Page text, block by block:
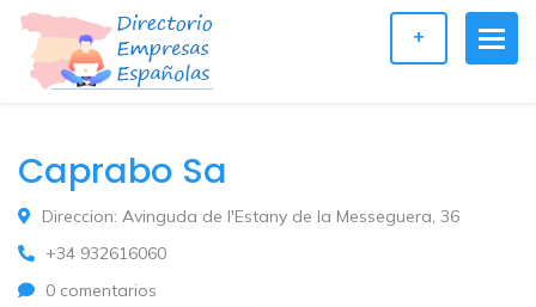
+
Caprabo Sa
Direccion: Avinguda de l'Estany de la Messeguera, 36
+34 932616060
0 comentarios